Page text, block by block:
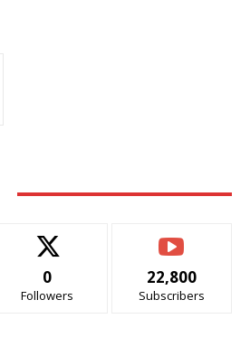
0
Followers
22,800
Subscribers